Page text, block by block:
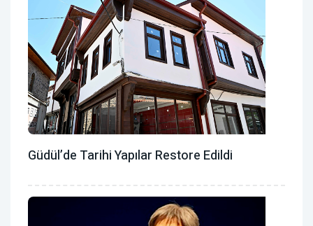
Güdül’de Tarihi Yapılar Restore Edildi